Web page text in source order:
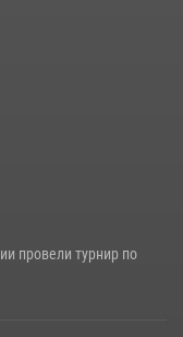
памятную
провели турнир по